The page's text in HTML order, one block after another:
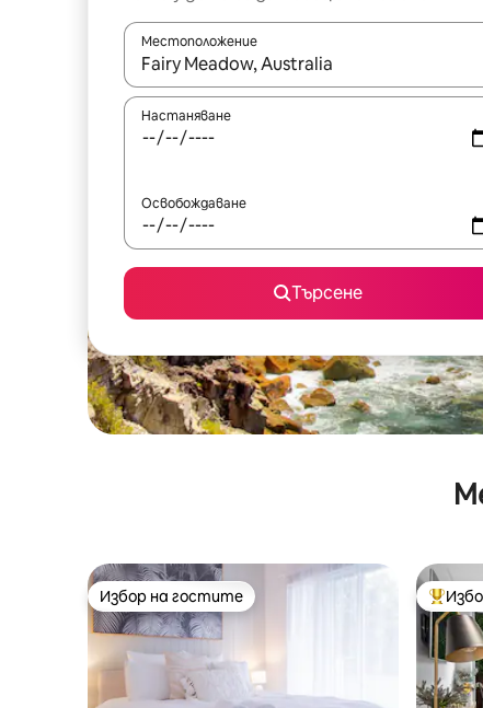
Местоположение
Когато резултатите се покажат,
Настаняване
Освобождаване
Търсене
Избор на гостите
Избор на гостите Най-